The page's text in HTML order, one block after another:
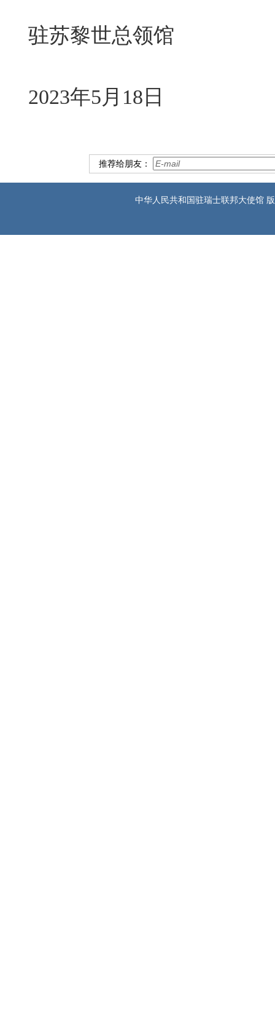
驻苏黎世总领馆
2023年5月18日
推荐给朋友：
中华人民共和国驻瑞士联邦大使馆